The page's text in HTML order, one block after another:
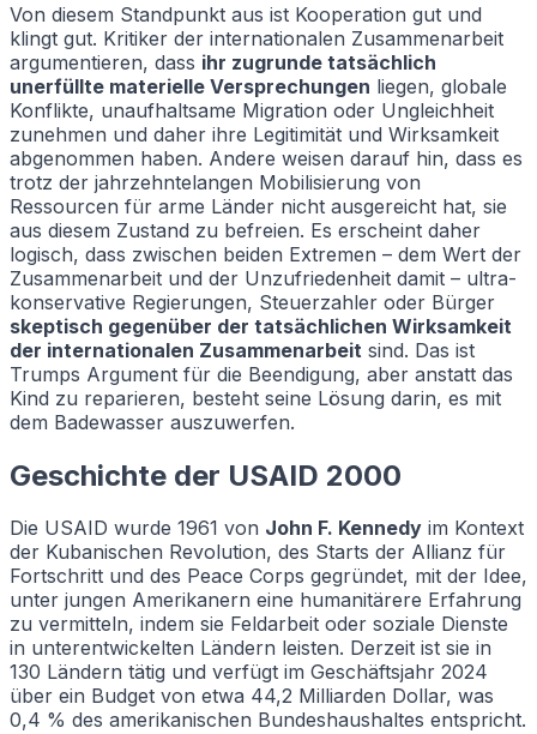
Von diesem Standpunkt aus ist Kooperation gut und
klingt gut. Kritiker der internationalen Zusammenarbeit
argumentieren, dass ihr zugrunde tatsächlich
unerfüllte materielle Versprechungen liegen, globale
Konflikte, unaufhaltsame Migration oder Ungleichheit
zunehmen und daher ihre Legitimität und Wirksamkeit
abgenommen haben. Andere weisen darauf hin, dass es
trotz der jahrzehntelangen Mobilisierung von
Ressourcen für arme Länder nicht ausgereicht hat, sie
aus diesem Zustand zu befreien. Es erscheint daher
logisch, dass zwischen beiden Extremen – dem Wert der
Zusammenarbeit und der Unzufriedenheit damit – ultra-
konservative Regierungen, Steuerzahler oder Bürger
skeptisch gegenüber der tatsächlichen Wirksamkeit
der internationalen Zusammenarbeit sind. Das ist
Trumps Argument für die Beendigung, aber anstatt das
Kind zu reparieren, besteht seine Lösung darin, es mit
dem Badewasser auszuwerfen.
Geschichte der USAID 2000
Die USAID wurde 1961 von John F. Kennedy im Kontext
der Kubanischen Revolution, des Starts der Allianz für
Fortschritt und des Peace Corps gegründet, mit der Idee,
unter jungen Amerikanern eine humanitärere Erfahrung
zu vermitteln, indem sie Feldarbeit oder soziale Dienste
in unterentwickelten Ländern leisten. Derzeit ist sie in
130 Ländern tätig und verfügt im Geschäftsjahr 2024
über ein Budget von etwa 44,2 Milliarden Dollar, was
0,4 % des amerikanischen Bundeshaushaltes entspricht.